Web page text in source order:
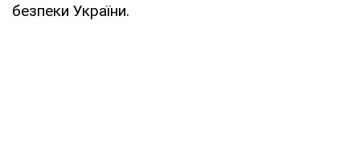
безпеки України.